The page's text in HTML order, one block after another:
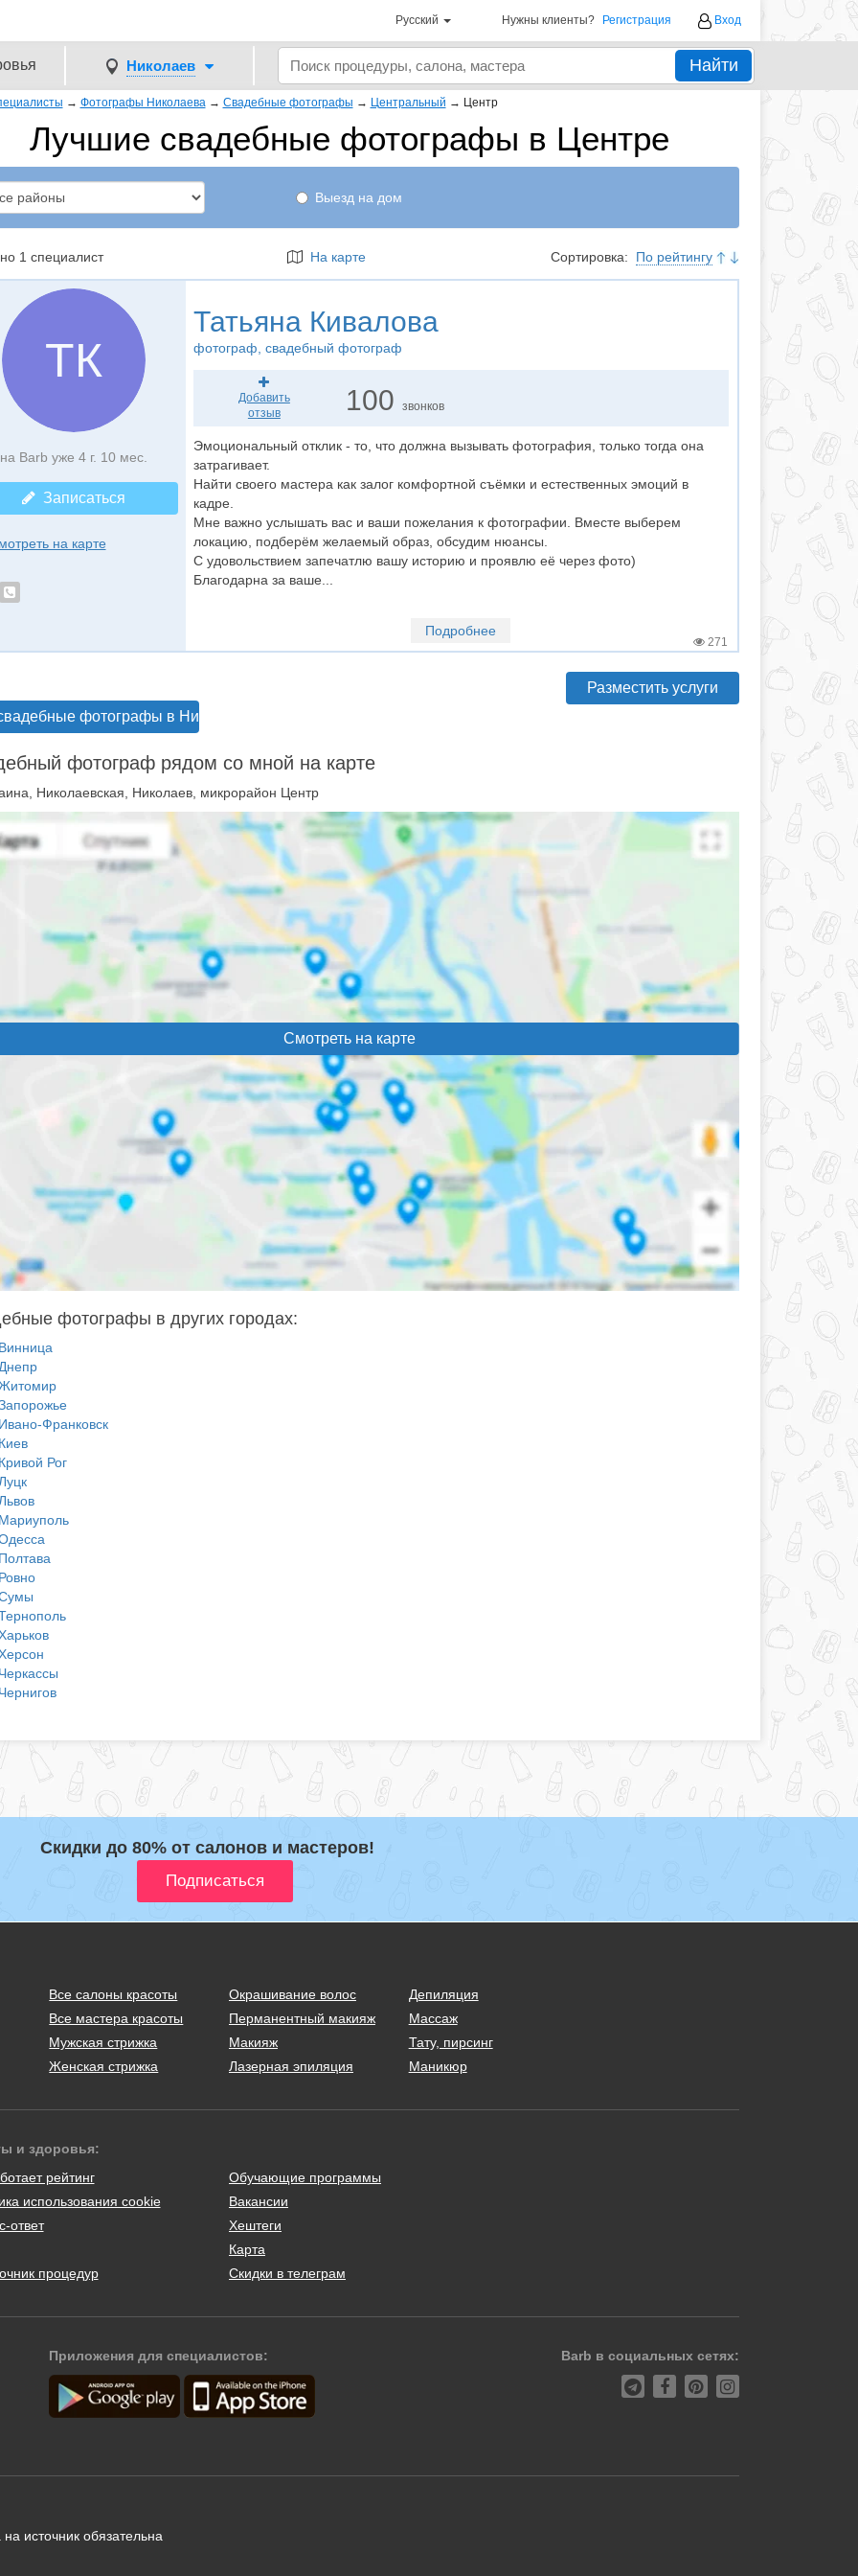
Русский Нужны клиенты? Регистрация Вход
Николаев Найти
→ Фотографы Николаева → Свадебные фотографы → Центральный → Центр
Лучшие свадебные фотографы в Центре
Выезд на дом
1 специалист На карте Сортировка: По рейтингу
ТК
на Barb уже 4 г. 10 мес.
Записаться
на карте
Татьяна Кивалова
фотограф , свадебный фотограф
Добавить
отзыв
100звонков
Эмоциональный отклик - то, что должна вызывать фотография, только тогда она
затрагивает.
Найти своего мастера как залог комфортной съёмки и естественных эмоций в
кадре.
Мне важно услышать вас и ваши пожелания к фотографии. Вместе выберем
локацию, подберём желаемый образ, обсудим нюансы.
С удовольствием запечатлю вашу историю и проявлю её через фото)
Благодарна за ваше...
Подробнее
271
фотографы в Николаеве
Разместить услуги
фотограф рядом со мной на карте
Николаевская, Николаев, микрорайон Центр
Смотреть на карте
фотографы в других городах:
Франковск
Рог
Скидки до 80% от салонов и мастеров!
Все салоны красоты
Все мастера красоты
Мужская стрижка
Женская стрижка
Окрашивание волос
Перманентный макияж
Макияж
Лазерная эпиляция
Депиляция
Массаж
Тату, пирсинг
Маникюр
и здоровья:
рейтинг
использования cookie
ответ
процедур
Обучающие программы
Вакансии
Хештеги
Карта
Скидки в телеграм
Приложения для специалистов: Barb в социальных сетях:
источник обязательна